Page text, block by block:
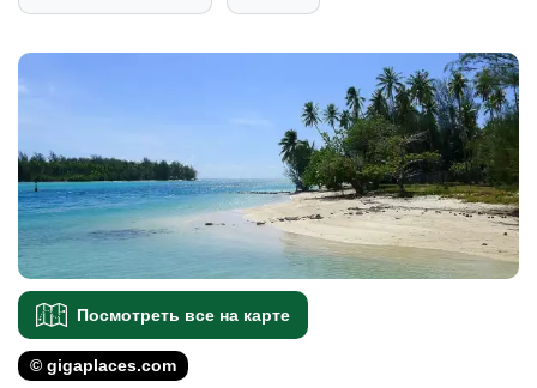
Посмотреть все на карте
© gigaplaces.com